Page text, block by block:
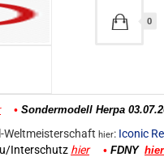
• Sondermodell Herpa
Weltmeisterschaft hier: Iconic
Interschutz hier • FDNY hier
0